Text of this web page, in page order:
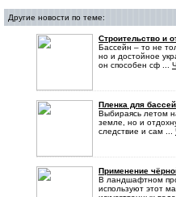
Другие новости по теме:
Строительство и
Бассейн – то не
но и достойное
он способен сф ...
Пленка для
Выбираясь летом
земле, но и
следствие и сам ...
Применение
В ландшафтном
используют этот